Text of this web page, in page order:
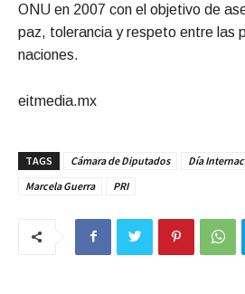
ONU en 2007 con el objetivo de
paz, tolerancia y respeto entre las
naciones.
eitmedia.mx
TAGS Cámara de Diputados
Día
Marcela Guerra
PRI